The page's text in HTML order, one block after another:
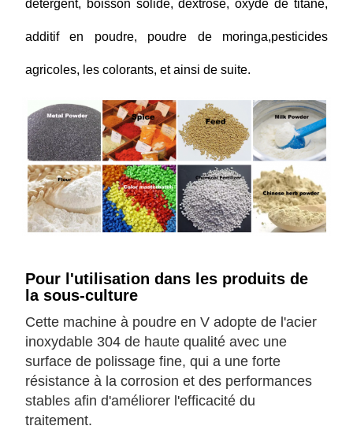
détergent, boisson solide, dextrose, oxyde de titane,
additif en poudre, poudre de moringa,pesticides
agricoles, les colorants, et ainsi de suite.
Pour l'utilisation dans les produits de
la sous-culture
Cette machine à poudre en V adopte de l'acier
inoxydable 304 de haute qualité avec une
surface de polissage fine, qui a une forte
résistance à la corrosion et des performances
stables afin d'améliorer l'efficacité du
traitement.